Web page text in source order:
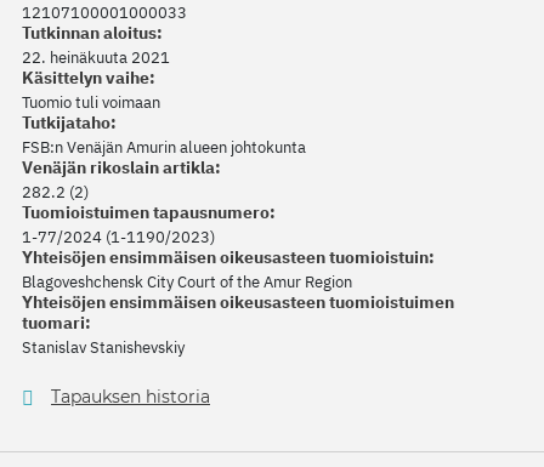
12107100001000033
Tutkinnan aloitus:
22. heinäkuuta 2021
Käsittelyn vaihe:
Tuomio tuli voimaan
Tutkijataho:
FSB:n Venäjän Amurin alueen johtokunta
Venäjän rikoslain artikla:
282.2 (2)
Tuomioistuimen tapausnumero:
1-77/2024 (1-1190/2023)
Yhteisöjen ensimmäisen oikeusasteen tuomioistuin:
Blagoveshchensk City Court of the Amur Region
Yhteisöjen ensimmäisen oikeusasteen tuomioistuimen
tuomari:
Stanislav Stanishevskiy
Tapauksen historia